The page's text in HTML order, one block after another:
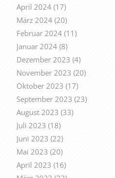
April 2024(17)
März 2024(20)
Februar 2024(11)
Januar 2024(8)
Dezember 2023 (4)
November 2023 (20)
Oktober 2023 (17)
September 2023 (23)
August 2023 (33)
Juli 2023 (18)
Juni 2023 (22)
Mai 2023 (20)
April 2023 (16)